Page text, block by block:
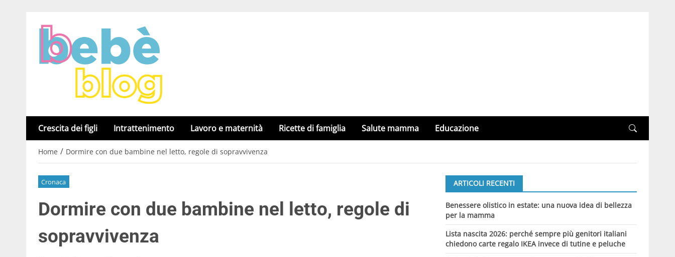
Crescita dei figli Intrattenimento Lavoro e maternità Ricette di famiglia Salute mamma Educazione
Home / Dormire con due bambine nel letto, regole di sopravvivenza
Cronaca
Dormire con due bambine nel letto, regole di
sopravvivenza
ARTICOLI RECENTI
Benessere olistico in estate: una nuova idea di bellezza
per la mamma
Lista nascita 2026: perché sempre più genitori italiani
chiedono carte regalo IKEA invece di tutine e peluche